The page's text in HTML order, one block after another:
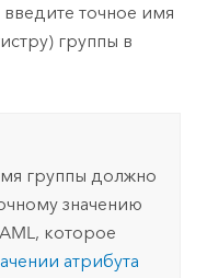
введите точное имя
группы в
группы должно
значению
, которое
атрибута